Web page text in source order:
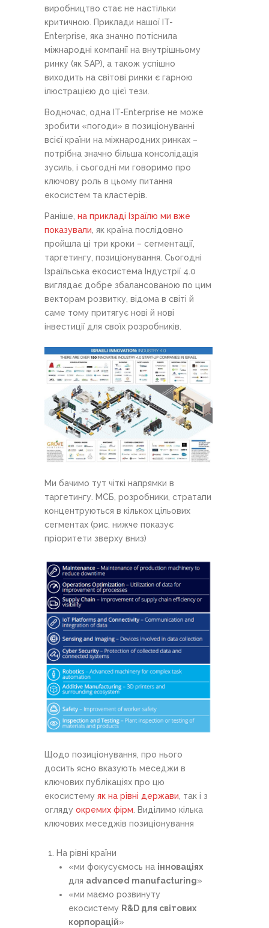
виробництво стає не настільки
критичною. Приклади нашої IT-
Enterprise, яка значно потіснила
міжнародні компанії на внутрішньому
ринку (як SAP), а також успішно
виходить на світові ринки є гарною
ілюстрацією до цієї тези.
Водночас, одна IT-Enterprise не може
зробити «погоди» в позиціонуванні
всієї країни на міжнародних ринках –
потрібна значно більша консолідація
зусиль, і сьогодні ми говоримо про
ключову роль в цьому питання
екосистем та кластерів.
Раніше, на прикладі Ізраїлю ми вже
показували , як країна послідовно
пройшла ці три кроки – сегментації,
таргетингу, позиціонування. Сьогодні
Ізраїльська екосистема Індустрії 4.0
виглядає добре збалансованою по цим
векторам розвитку, відома в світі й
саме тому притягує нові й нові
інвестиції для своїх розробників.
Ми бачимо тут чіткі напрямки в
таргетингу. МСБ, розробники, стратапи
концентруються в кількох цільових
сегментах (рис. нижче показує
пріоритети зверху вниз)
Щодо позиціонування, про нього
досить ясно вказують меседжи в
ключових публікаціях про цю
екосистему як на рівні держави, так і з
огляду окремих фірм. Виділимо кілька
ключових меседжів позиціонування
На рівні країни
«ми фокусуємось на інноваціях
для advanced manufacturing»
«ми маємо розвинуту
екосистему R&D для світових
корпорацій»